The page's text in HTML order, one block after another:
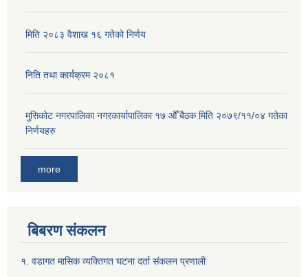
मिति २०८३ वैशाख १६ गतेको निर्णय
निति तथा कार्यक्रम २०८१
मुसिकोट नगरपालिका नगरकार्यापालिका १७ औँ बैठक मिति २०७९/११/०४ गतेका
निर्णयहरु
more
बिबरण संकलन
१. वडागत मासिक व्यक्तिगत घटना दर्ता संकलन प्रणाली